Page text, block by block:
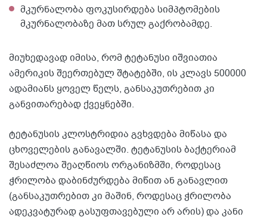
მკურნალობა ფოკუსირდება სიმპტომების
მკურნალობაზე მათ სრულ გაქრობამდე.
მიუხედავად იმისა, რომ ტეტანუსი იშვიათია
ამერიკის შეერთებულ შტატებში, ის კლავს 500000
ადამიანს ყოველ წელს, განსაკუთრებით კი
განვითარებად ქვეყნებში.
ტეტანუსის კლოსტრიდია გვხვდება მიწასა და
ცხოველების განავალში. ტეტანუსის ბაქტერიამ
შესაძლოა შეაღწიოს ორგანიზმში, როდესაც
ჭრილობა დაბინძურდება მიწით ან განავლით
(განსაკუთრებით კი მაშინ, როდესაც ჭრილობა
ადეკვატურად გასუფთავებული არ არის) და კანი